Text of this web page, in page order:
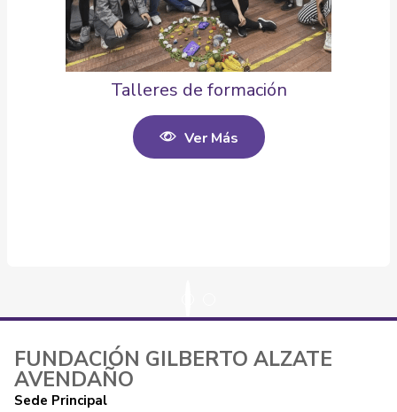
Talleres de formación
Ver Más
FUNDACIÓN GILBERTO ALZATE
AVENDAÑO
Sede Principal